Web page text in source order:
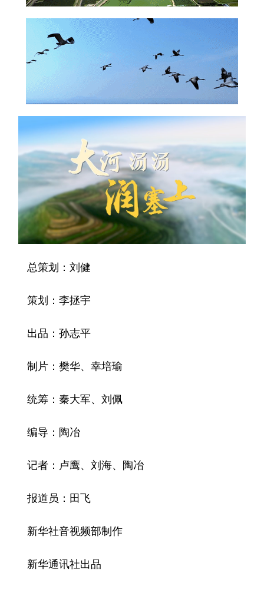
总策划：刘健
策划：李拯宇
出品：孙志平
制片：樊华、幸培瑜
统筹：秦大军、刘佩
编导：陶冶
记者：卢鹰、刘海、陶冶
报道员：田飞
新华社音视频部制作
新华通讯社出品